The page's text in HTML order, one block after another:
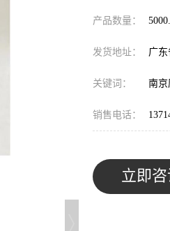
产品数量：
发货地址： 广
关键词： 南京
销售电话：
立即